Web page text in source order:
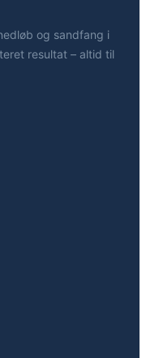
og sandfang i
resultat – altid til